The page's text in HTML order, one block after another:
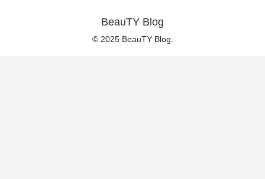
BeauTY Blog
© 2025 BeauTY Blog.